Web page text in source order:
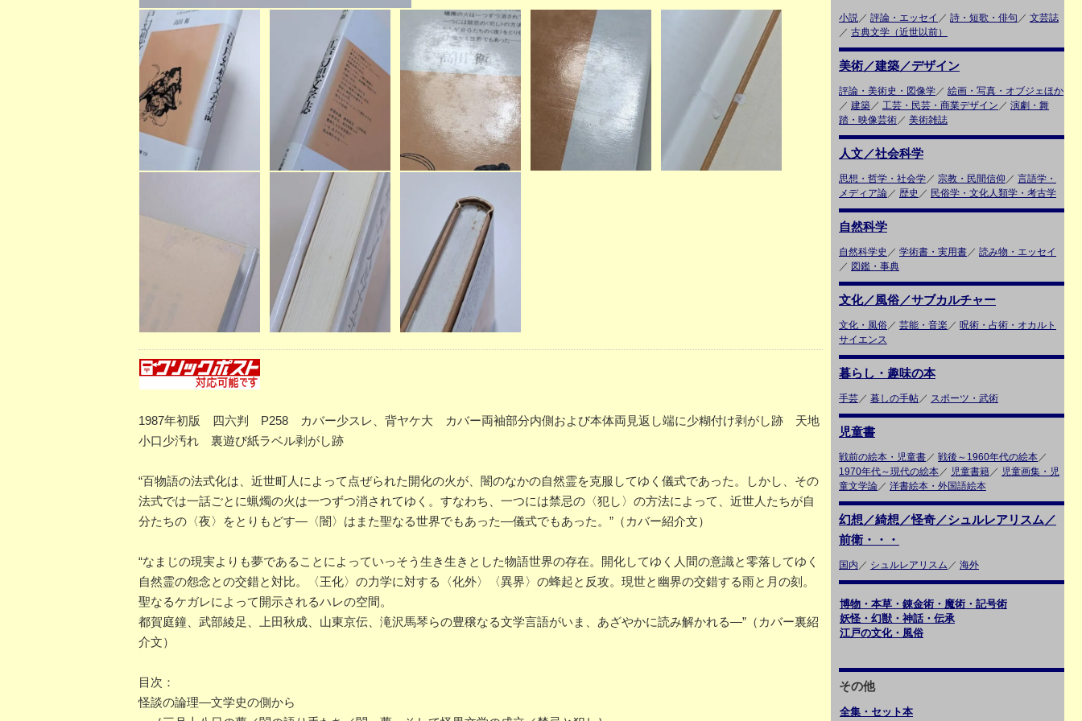
1987年初版 四六判 P258 カバー少スレ、背ヤケ大 カバー両袖部分内側および本体両見返し端に少糊付け剥がし跡 天地
小口少汚れ 裏遊び紙ラベル剥がし跡
“百物語の法式化は、近世町人によって点ぜられた開化の火が、闇のなかの自然霊を克服してゆく儀式であった。しかし、その
法式では一話ごとに蝋燭の火は一つずつ消されてゆく。すなわち、一つには禁忌の〈犯し〉の方法によって、近世人たちが自
分たちの〈夜〉をとりもどす―〈闇〉はまた聖なる世界でもあった―儀式でもあった。”（カバー紹介文）
“なまじの現実よりも夢であることによっていっそう生き生きとした物語世界の存在。開化してゆく人間の意識と零落してゆく
自然霊の怨念との交錯と対比。〈王化〉の力学に対する〈化外〉〈異界〉の蜂起と反攻。現世と幽界の交錯する雨と月の刻。
聖なるケガレによって開示されるハレの空間。
都賀庭鐘、武部綾足、上田秋成、山東京伝、滝沢馬琴らの豊穣なる文学言語がいま、あざやかに読み解かれる―”（カバー裏紹
介文）
目次：
怪談の論理―文学史の側から
小説／ 評論・エッセイ ／ 詩・短歌・俳句 ／ 文芸誌
／ 古典文学（近世以前）
美術／建築／デザイン
評論・美術史・図像学／ 絵画・写真・オブジェほか
／ 建築／ 工芸・民芸・商業デザイン ／ 演劇・舞
踏・映像芸術／ 美術雑誌
人文／社会科学
思想・哲学・社会学／ 宗教・民間信仰 ／ 言語学・
メディア論／ 歴史 ／ 民俗学・文化人類学・考古学
自然科学
自然科学史 ／ 学術書・実用書／ 読み物・エッセイ
／ 図鑑・事典
文化／風俗／サブカルチャー
文化・風俗／ 芸能・音楽 ／ 呪術・占術・オカルト
サイエンス
暮らし・趣味の本
手芸／ 暮しの手帖／ スポーツ・武術
児童書
戦前の絵本・児童書／ 戦後～1960年代の絵本／
1970年代～現代の絵本／ 児童書籍／ 児童画集・児
童文学論／ 洋書絵本・外国語絵本
幻想／綺想／怪奇／シュルレアリスム／
前衛・・・
国内 ／ シュルレアリスム ／ 海外
博物・本草・錬金術・魔術・記号術
妖怪・幻獣・神話・伝承
江戸の文化・風俗
その他
全集・セット本